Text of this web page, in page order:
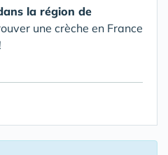
la région de
une crèche en France